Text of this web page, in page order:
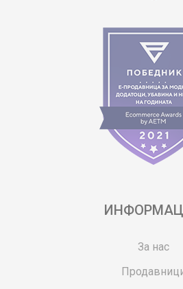
За нас